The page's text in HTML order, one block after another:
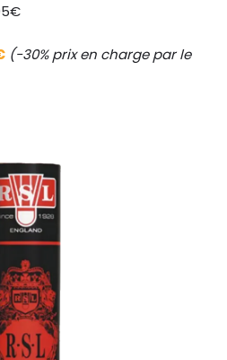
(-30% prix en charge par le